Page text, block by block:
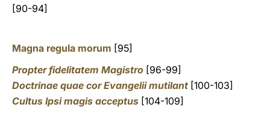
[90-94]
Magna regula morum [95]
Propter fidelitatem Magistro [96-99]
Doctrinae quae cor Evangelii mutilant [100-103]
Cultus Ipsi magis acceptus [104-109]